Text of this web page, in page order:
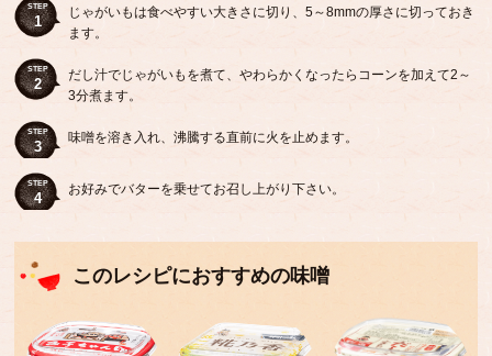
STEP
1
じゃがいもは食べやすい大きさに切り、5～8mmの厚さに切っておき
ます。
STEP
2
だし汁でじゃがいもを煮て、やわらかくなったらコーンを加えて2～
3分煮ます。
STEP
3
味噌を溶き入れ、沸騰する直前に火を止めます。
STEP
4
お好みでバターを乗せてお召し上がり下さい。
このレシピにおすすめの味噌